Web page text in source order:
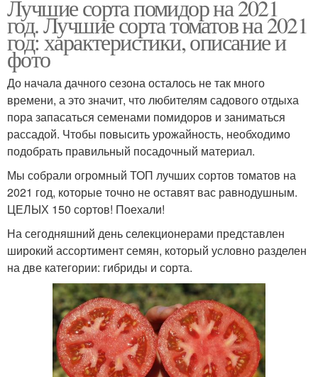
Лучшие сорта помидор на 2021
год. Лучшие сорта томатов на 2021
год: характеристики, описание и
фото
До начала дачного сезона осталось не так много
времени, а это значит, что любителям садового отдыха
пора запасаться семенами помидоров и заниматься
рассадой. Чтобы повысить урожайность, необходимо
подобрать правильный посадочный материал.
Мы собрали огромный ТОП лучших сортов томатов на
2021 год, которые точно не оставят вас равнодушным.
ЦЕЛЫХ 150 сортов! Поехали!
На сегодняшний день селекционерами представлен
широкий ассортимент семян, который условно разделен
на две категории: гибриды и сорта.